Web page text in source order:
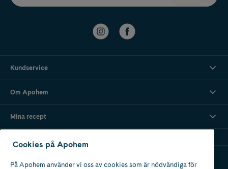
Kundservice
Om Apohem
Mina recept
Cookies på Apohem
På Apohem använder vi oss av cookies som är nödvändiga för